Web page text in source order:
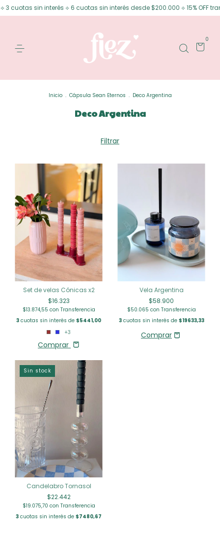
sin interés ⟡ 6 cuotas sin interés desde $200.000 ⟡ 15% OFF
0
Inicio . Cápsula Sean Eternos . Deco Argentina
Deco Argentina
Filtrar
Set de velas Cónicas x2
$16.323
$13.874,55 con Transferencia
3 cuotas sin interés de $5441,00
+3
Comprar
Vela Argentina
$58.900
$50.065 con Transferencia
3cuotas sin interés de $19633,33
Sin stock
Candelabro Tornasol
$22.442
$19.075,70 con Transferencia
3 cuotas sin interés de $7480,67